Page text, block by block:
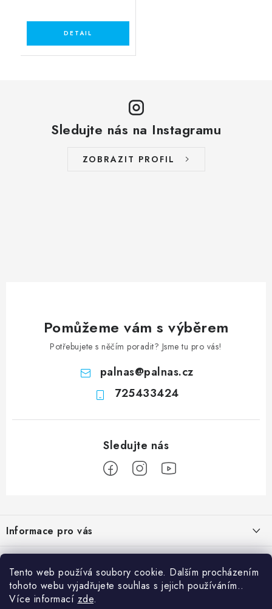
Tento web používá soubory cookie. Dalším procházením
tohoto webu vyjadřujete souhlas s jejich používáním..
Více informací zde.
Sledujte nás na Instagramu
ZOBRAZIT PROFIL
Pomůžeme vám s výběrem
Potřebujete s něčím poradit? Jsme tu pro vás!
palnas@palnas.cz
725433424
p
a
Informace pro vás
Obchodní podmínky
Podmínky ochrany osobních údajů
Odstoupení od kupní smlouvy
Přihlášení